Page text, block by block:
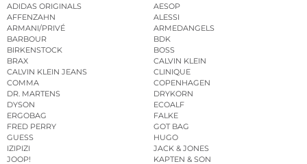
ADIDAS ORIGINALS
AESOP
AFFENZAHN
ALESSI
ARMANI/PRIVÉ
ARMEDANGELS
BARBOUR
BDK
BIRKENSTOCK
BOSS
BRAX
CALVIN KLEIN
CALVIN KLEIN JEANS
CLINIQUE
COMMA
COPENHAGEN
DR. MARTENS
DRYKORN
DYSON
ECOALF
ERGOBAG
FALKE
FRED PERRY
GOT BAG
GUESS
HUGO
IZIPIZI
JACK & JONES
JOOP!
KAPTEN & SON